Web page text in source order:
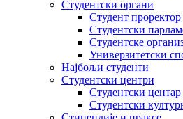
Студентски органи
Студент проректор
Студентски
Студентске
Универзитетски
Најбољи студенти
Студентски центри
Студентски центар
Студентски